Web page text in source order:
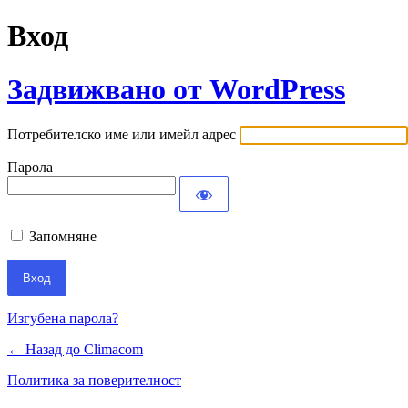
Вход
Задвижвано от WordPress
Потребителско име или имейл адрес
Парола
Запомняне
Изгубена парола?
← Назад до Climacom
Политика за поверителност